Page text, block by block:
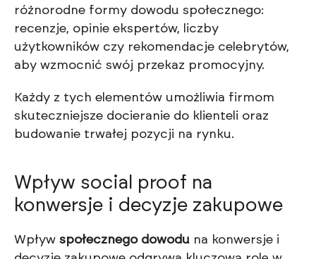
różnorodne formy dowodu społecznego:
recenzje, opinie ekspertów, liczby
użytkowników czy rekomendacje celebrytów,
aby wzmocnić swój przekaz promocyjny.
Każdy z tych elementów umożliwia firmom
skuteczniejsze docieranie do klienteli oraz
budowanie trwałej pozycji na rynku.
Wpływ social proof na
konwersje i decyzje zakupowe
Wpływ społecznego dowodu na konwersje i